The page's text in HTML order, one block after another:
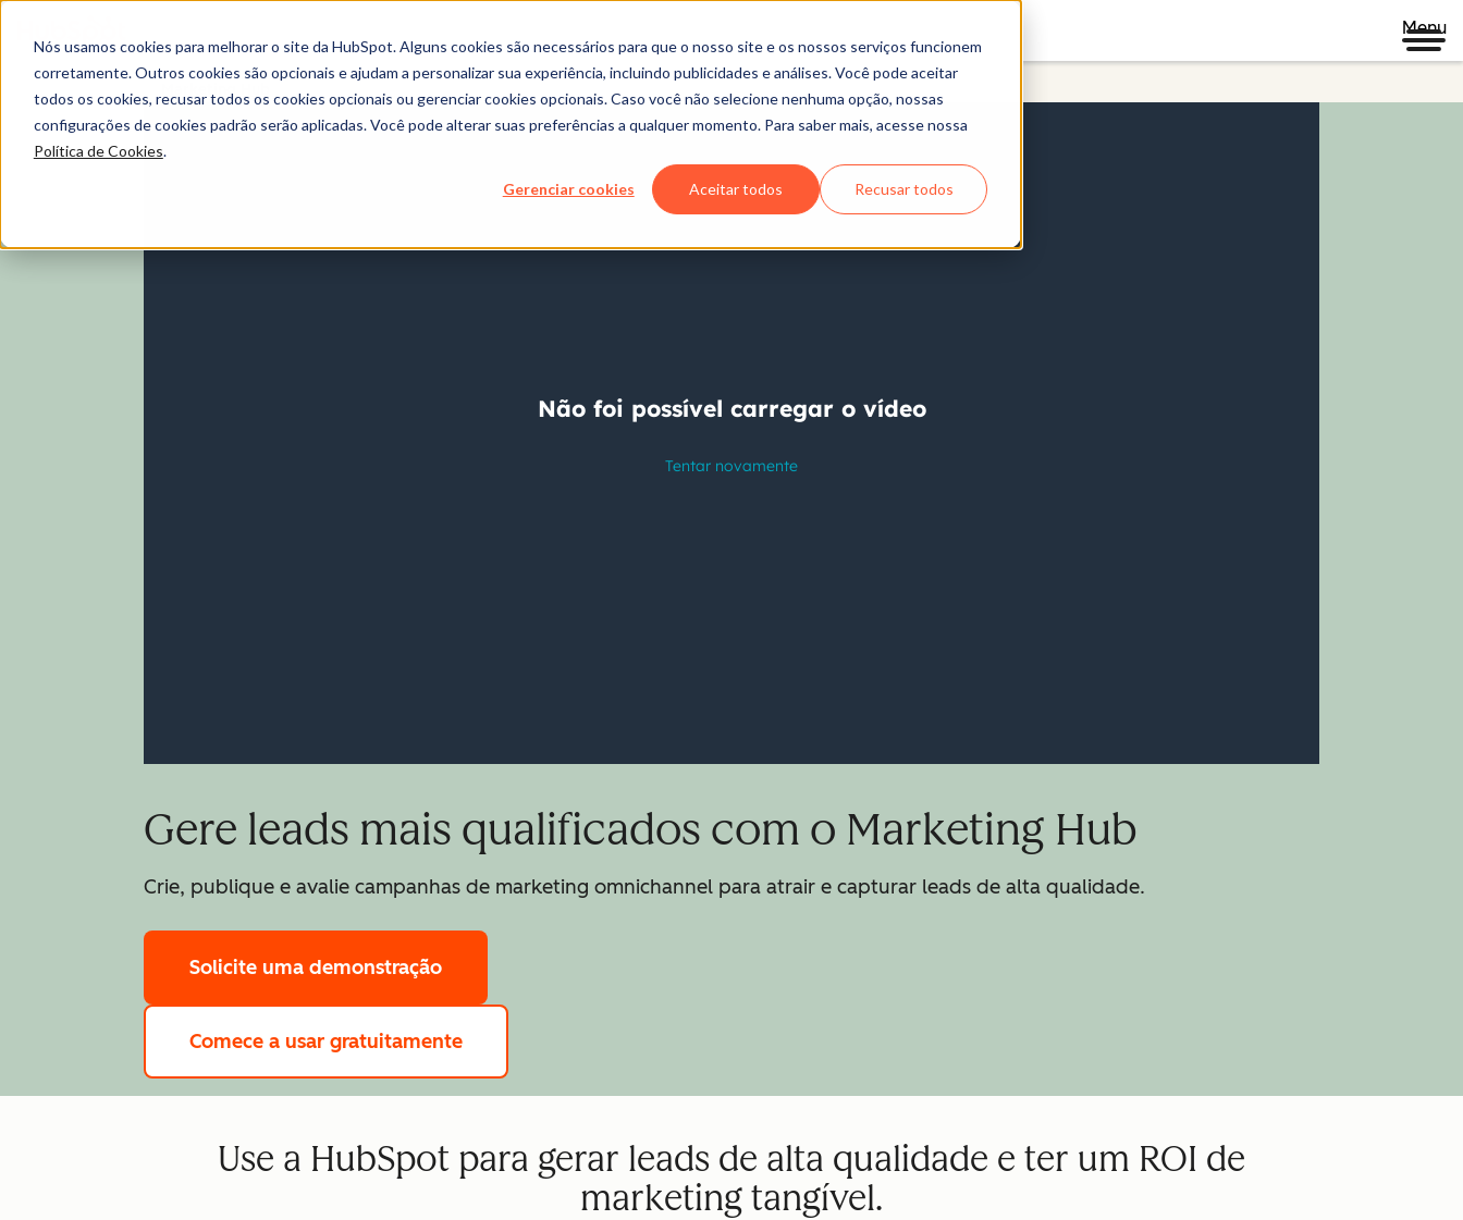
Nós usamos cookies para melhorar o site da HubSpot. Alguns cookies são necessários para que o nosso site e os nossos serviços funcionem
corretamente. Outros cookies são opcionais e ajudam a personalizar sua experiência, incluindo publicidades e análises. Você pode aceitar
todos os cookies, recusar todos os cookies opcionais ou gerenciar cookies opcionais. Caso você não selecione nenhuma opção, nossas
configurações de cookies padrão serão aplicadas. Você pode alterar suas preferências a qualquer momento. Para saber mais, acesse nossa
Política de Cookies.
Gerenciar cookies Aceitar todos Recusar todos
Menu
Marketing Hub
Gere leads mais qualificados com o Marketing Hub
Crie, publique e avalie campanhas de marketing omnichannel para atrair e capturar leads de alta qualidade.
Solicite uma demonstração
Comece a usar gratuitamente
Use a HubSpot para gerar leads de alta qualidade e ter um ROI de
marketing tangível.